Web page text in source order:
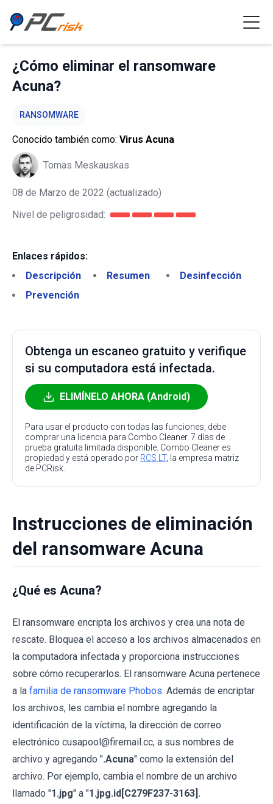
¿Cómo eliminar el ransomware
Acuna?
RANSOMWARE
Conocido también como: Virus Acuna
Tomas Meskauskas
08 de Marzo de 2022 (actualizado)
Nivel de peligrosidad:
Enlaces rápidos:
Descripción
Resumen
Desinfección
Prevención
Obtenga un escaneo gratuito y verifique
si su computadora está infectada.
ELIMÍNELO AHORA (Android)
Para usar el producto con todas las funciones, debe
comprar una licencia para Combo Cleaner. 7 días de
prueba gratuita limitada disponible. Combo Cleaner es
propiedad y está operado por RCS LT, la empresa matriz
de PCRisk.
Instrucciones de eliminación
del ransomware Acuna
¿Qué es Acuna?
El ransomware encripta los archivos y crea una nota de
rescate. Bloquea el acceso a los archivos almacenados en
la computadora infectada y proporciona instrucciones
sobre cómo recuperarlos. El ransomware Acuna pertenece
a la familia de ransomware Phobos. Además de encriptar
los archivos, les cambia el nombre agregando la
identificación de la víctima, la dirección de correo
electrónico cusapool@firemail.cc, a sus nombres de
archivo y agregando ".Acuna" como la extensión del
archivo. Por ejemplo, cambia el nombre de un archivo
llamado "1.jpg" a "1.jpg.id[C279F237-3163].